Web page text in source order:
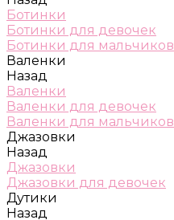
Ботинки
Ботинки для девочек
Ботинки для мальчиков
Валенки
Назад
Валенки
Валенки для девочек
Валенки для мальчиков
Джазовки
Назад
Джазовки
Джазовки для девочек
Дутики
Назад